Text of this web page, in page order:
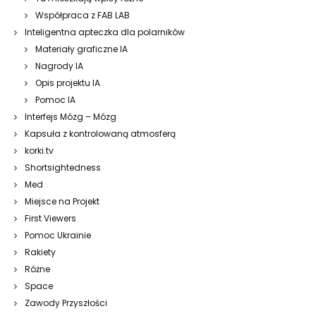
Współpraca z FAB LAB
Inteligentna apteczka dla polarników
Materiały graficzne IA
Nagrody IA
Opis projektu IA
Pomoc IA
Interfejs Mózg – Mózg
Kapsuła z kontrolowaną atmosferą
korki.tv
Shortsightedness
Med
Miejsce na Projekt
First Viewers
Pomoc Ukrainie
Rakiety
Różne
Space
Zawody Przyszłości